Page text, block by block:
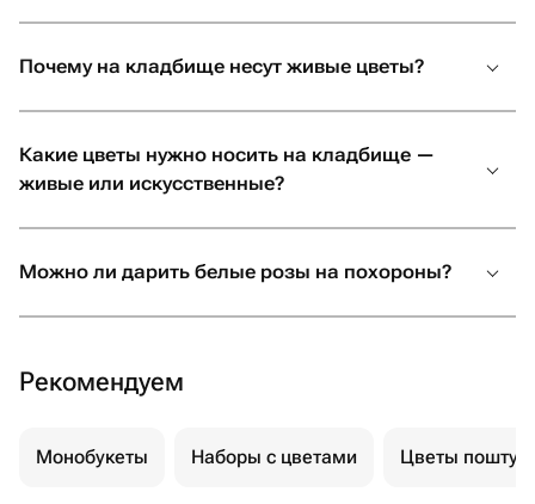
Почему на кладбище несут живые цветы?
Какие цветы нужно носить на кладбище —
живые или искусственные?
Можно ли дарить белые розы на похороны?
Рекомендуем
Монобукеты Наборы с цветами Цветы